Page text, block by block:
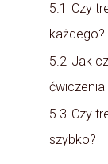
5.1 Czy
każdego?
5.2 Jak
ćwiczenia
5.3 Czy
szybko?